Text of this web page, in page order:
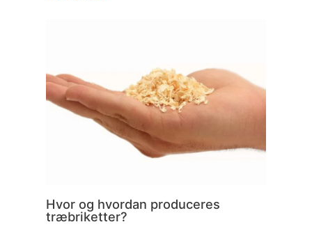
Hvor og hvordan produceres
træbriketter?